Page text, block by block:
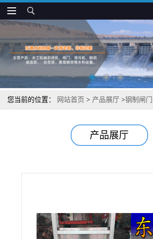
您当前的位置： 网站首页 > 产品展厅 >钢制闸门
产品展厅